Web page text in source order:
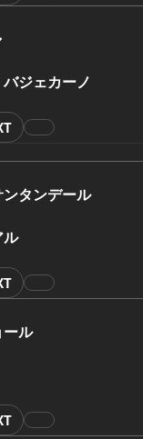
ジェカーノ
タンデール
ル
ル